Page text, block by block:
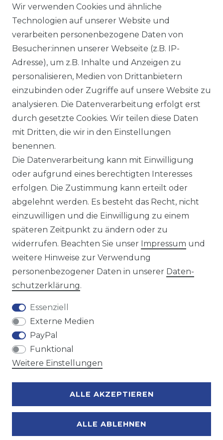
DATENSCHUTZERKÄRUNG
WIDERRUFSRECHT
KONTAKT
Sie sind Wiederverkäufer?
Sie erreichen uns unter :
https://avancarte.de/
oder telefonisch unter: 0421 - 434430
Wir versenden mit
Zahlungsmöglichkeiten
Wir verwenden Cookies und ähnliche
Technologien auf unserer Website und
verarbeiten personenbezogene Daten von
Besucher:innen unserer Webseite (z.B. IP-
Adresse), um z.B. Inhalte und Anzeigen zu
personalisieren, Medien von Drittanbietern
einzubinden oder Zugriffe auf unsere Website zu
analysieren. Die Datenverarbeitung erfolgt erst
durch gesetzte Cookies. Wir teilen diese Daten
mit Dritten, die wir in den Einstellungen
benennen.
Die Datenverarbeitung kann mit Einwilligung
oder aufgrund eines berechtigten Interesses
erfolgen. Die Zustimmung kann erteilt oder
abgelehnt werden. Es besteht das Recht, nicht
einzuwilligen und die Einwilligung zu einem
späteren Zeitpunkt zu ändern oder zu
widerrufen. Beachten Sie unser Impressum und
weitere Hinweise zur Verwendung
personenbezogener Daten in unserer Daten­
schutz­erklärung.
Essenziell
Externe Medien
PayPal
Funktional
Weitere Einstellungen
ALLE AKZEPTIEREN
ALLE ABLEHNEN